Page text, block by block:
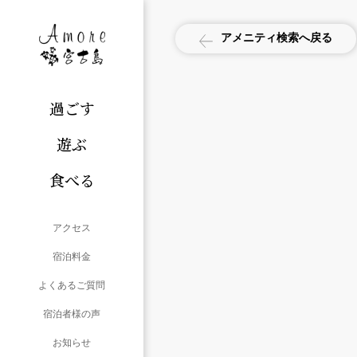
過ごす
遊ぶ
食べる
アクセス
宿泊料金
よくあるご質問
宿泊者様の声
お知らせ
アメニティ検索へ戻る